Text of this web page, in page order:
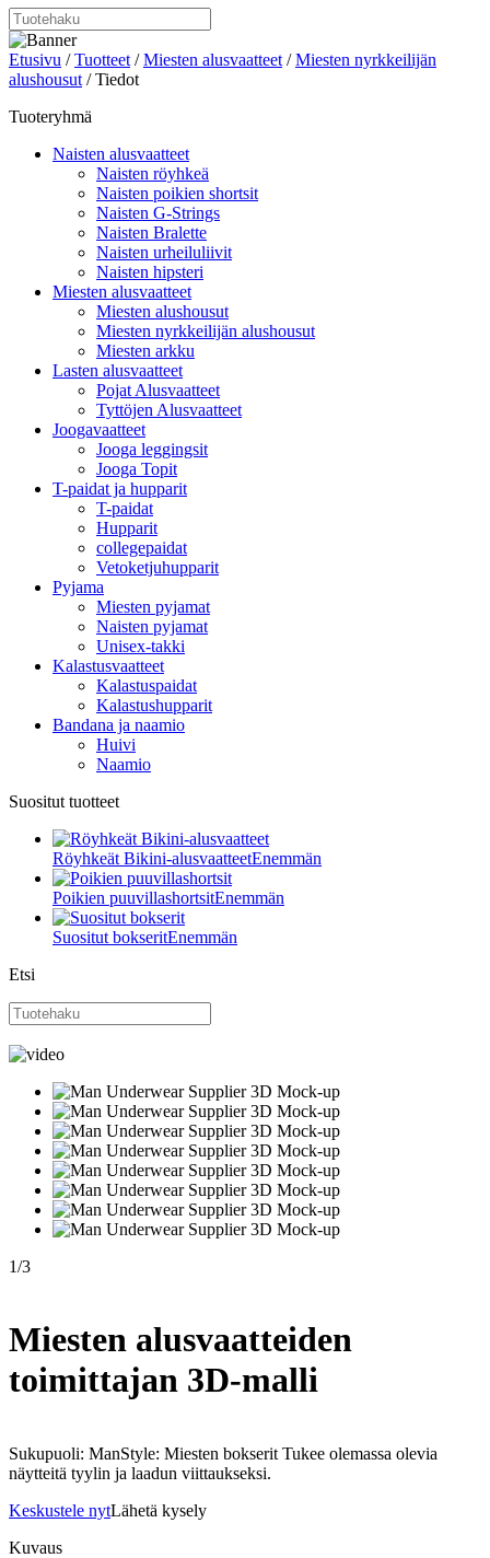
Etusivu /Tuotteet /Miesten alusvaatteet /Miesten nyrkkeilijän
alushousut / Tiedot
Tuoteryhmä
Naisten alusvaatteet
Naisten röyhkeä
Naisten poikien shortsit
Naisten G-Strings
Naisten Bralette
Naisten urheiluliivit
Naisten hipsteri
Miesten alusvaatteet
Miesten alushousut
Miesten nyrkkeilijän alushousut
Miesten arkku
Lasten alusvaatteet
Pojat Alusvaatteet
Tyttöjen Alusvaatteet
Joogavaatteet
Jooga leggingsit
Jooga Topit
T-paidat ja hupparit
T-paidat
Hupparit
collegepaidat
Vetoketjuhupparit
Pyjama
Miesten pyjamat
Naisten pyjamat
Unisex-takki
Kalastusvaatteet
Kalastuspaidat
Kalastushupparit
Bandana ja naamio
Huivi
Naamio
Suositut tuotteet
Röyhkeät Bikini-alusvaatteetEnemmän
Poikien puuvillashortsitEnemmän
Suositut bokseritEnemmän
Etsi
1/3
Miesten alusvaatteiden
toimittajan 3D-malli
Sukupuoli: ManStyle: Miesten bokserit Tukee olemassa olevia
näytteitä tyylin ja laadun viittaukseksi.
Keskustele nytLähetä kysely
Kuvaus